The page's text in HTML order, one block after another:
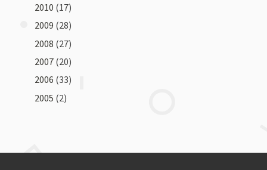
2010 (17)
2009 (28)
2008 (27)
2007 (20)
2006 (33)
2005 (2)